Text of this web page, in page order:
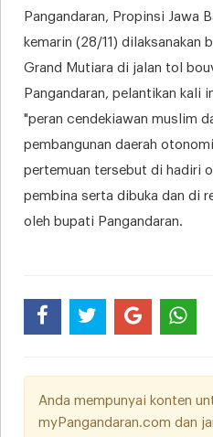
Pangandaran, Propinsi Jawa
kemarin (28/11) dilaksanakan
Grand Mutiara di jalan tol
Pangandaran, pelantikan kali
"peran cendekiawan muslim
pembangunan daerah
pertemuan tersebut di hadiri
pembina serta dibuka dan di
oleh bupati Pangandaran.
Anda mempunyai konten
myPangandaran.com dan